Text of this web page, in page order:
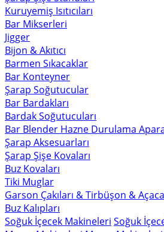
Kuruyemiş Isıtıcıları
Bar Mikserleri
Jigger
Bijon & Akıtıcı
Barmen Sıkacaklar
Bar Konteyner
Şarap Soğutucular
Bar Bardakları
Bardak Soğutucuları
Bar Blender Hazne Durulama
Şarap Aksesuarları
Şarap Şişe Kovaları
Buz Kovaları
Tiki Muglar
Garson Çakıları & Tirbüşon &
Buz Kalıpları
Soğuk İçecek Makineleri Soğuk